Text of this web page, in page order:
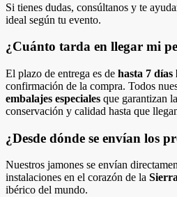
Si tienes dudas, consúltanos y te
ideal según tu evento.
¿Cuánto tarda en llegar mi
El plazo de entrega es de hasta 7 días
confirmación de la compra. Todos
embalajes especiales que garantizan
conservación y calidad hasta que
¿Desde dónde se envían los
Nuestros jamones se envían
instalaciones en el corazón de la
ibérico del mundo.